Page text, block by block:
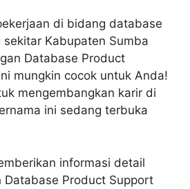
di bidang database
Kabupaten Sumba
Database Product
mungkin cocok untuk Anda!
mengembangkan karir di
ini sedang terbuka
informasi detail
Product Support